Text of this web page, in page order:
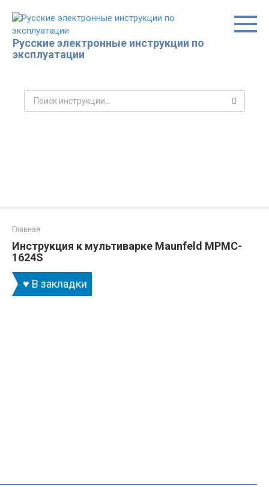
контенту
Русские электронные инструкции по
эксплуатации
Поиск:
Главная
Инструкция к мультиварке Maunfeld MPMC-
1624S
♥ В закладки